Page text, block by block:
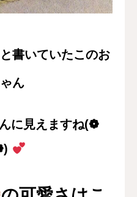
と書いていたこのお
ん
に見えますね(❁